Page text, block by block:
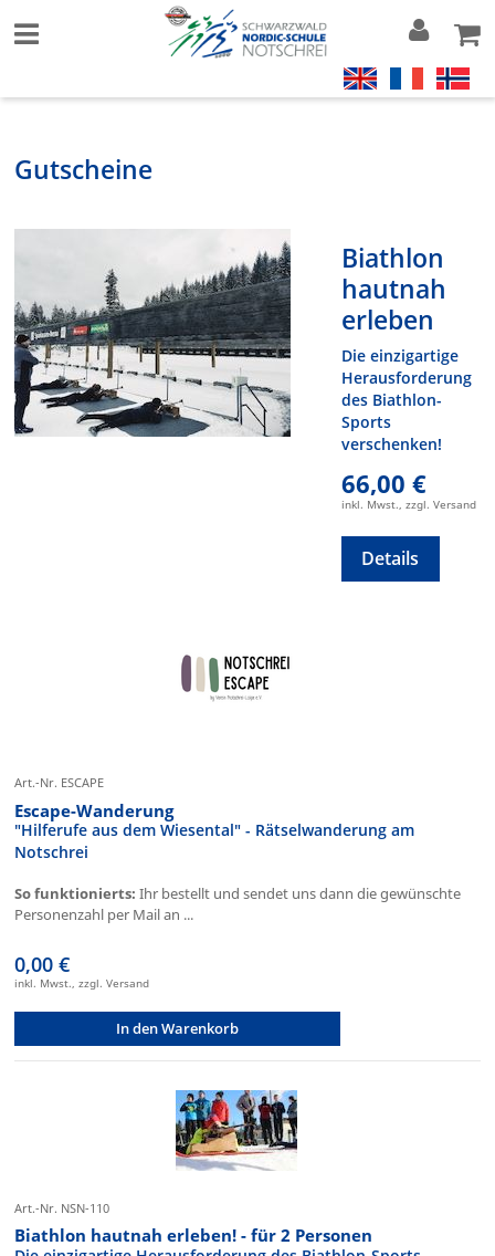
Gutscheine
Biathlon
hautnah
erleben
Die einzigartige
Herausforderung
des Biathlon-
Sports
verschenken!
66,00 €
inkl. Mwst., zzgl. Versand
Details
Art.-Nr. ESCAPE
Escape-Wanderung
"Hilferufe aus dem Wiesental" - Rätselwanderung am
Notschrei
So funktionierts: Ihr bestellt und sendet uns dann die gewünschte
Personenzahl per Mail an ...
0,00 €
inkl. Mwst., zzgl. Versand
In den Warenkorb
Art.-Nr. NSN-110
Biathlon hautnah erleben! - für 2 Personen